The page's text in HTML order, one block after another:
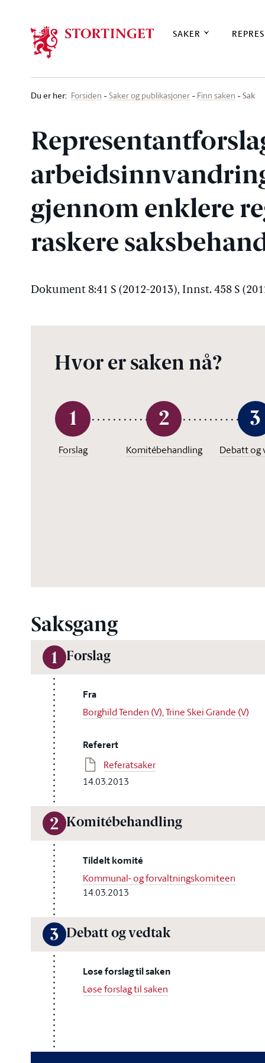
SAKER
Du er her: Forsiden Saker og publikasjoner Finn saken Sak
gjennom enklere
raskere
Dokument 8:41 S (2012-2013), Innst. 458 S
Hvor er saken nå?
1
Forslag
2
Komitébehandling
3
Debatt og
Saksgang
1 Forslag
Fra
Borghild Tenden (V),Trine Skei Grande (V)
Referert
Referatsaker
14.03.2013
2 Komitébehandling
Tildelt komité
Kommunal- og forvaltningskomiteen
14.03.2013
3 Debatt og vedtak
Løse forslag til saken
Løse forslag til saken